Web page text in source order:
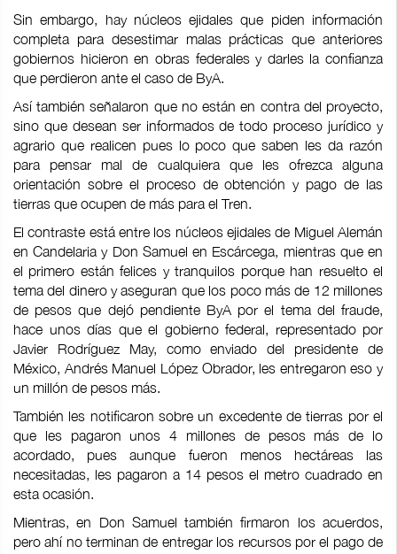
Sin embargo, hay núcleos ejidales que piden información
completa para desestimar malas prácticas que anteriores
gobiernos hicieron en obras federales y darles la confianza
que perdieron ante el caso de ByA.
Así también señalaron que no están en contra del proyecto,
sino que desean ser informados de todo proceso jurídico y
agrario que realicen pues lo poco que saben les da razón
para pensar mal de cualquiera que les ofrezca alguna
orientación sobre el proceso de obtención y pago de las
tierras que ocupen de más para el Tren.
El contraste está entre los núcleos ejidales de Miguel Alemán
en Candelaria y Don Samuel en Escárcega, mientras que en
el primero están felices y tranquilos porque han resuelto el
tema del dinero y aseguran que los poco más de 12 millones
de pesos que dejó pendiente ByA por el tema del fraude,
hace unos días que el gobierno federal, representado por
Javier Rodríguez May, como enviado del presidente de
México, Andrés Manuel López Obrador, les entregaron eso y
un millón de pesos más.
También les notificaron sobre un excedente de tierras por el
que les pagaron unos 4 millones de pesos más de lo
acordado, pues aunque fueron menos hectáreas las
necesitadas, les pagaron a 14 pesos el metro cuadrado en
esta ocasión.
Mientras, en Don Samuel también firmaron los acuerdos,
pero ahí no terminan de entregar los recursos por el pago de